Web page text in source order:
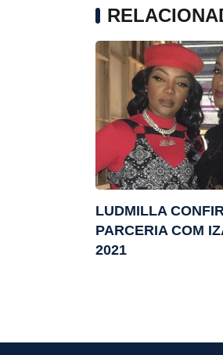
LUDMILLA
PARCERIA COM
2021